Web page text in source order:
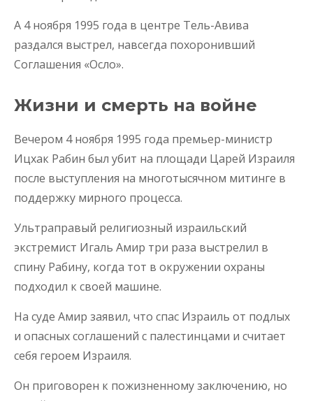
А 4 ноября 1995 года в центре Тель-Авива
раздался выстрел, навсегда похоронивший
Соглашения «Осло».
Жизни и смерть на войне
Вечером 4 ноября 1995 года премьер-министр
Ицхак Рабин был убит на площади Царей Израиля
после выступления на многотысячном митинге в
поддержку мирного процесса.
Ультраправый религиозный израильский
экстремист Игаль Амир три раза выстрелил в
спину Рабину, когда тот в окружении охраны
подходил к своей машине.
На суде Амир заявил, что спас Израиль от подлых
и опасных соглашений с палестинцами и считает
себя героем Израиля.
Он приговорен к пожизненному заключению, но